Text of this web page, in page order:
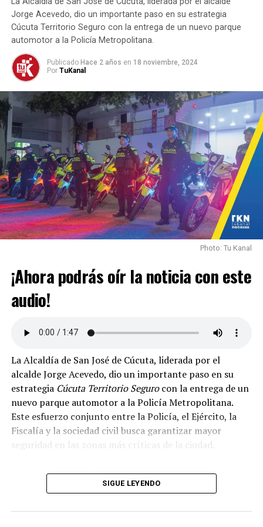
cabecillas asesinos.
NO TE PIERDAS
Operación Exitosa: Capturan a Cinco Miembros de la
Jorge Acevedo, dio un importante paso en su estrategia
Cúcuta Territorio Seguro con la entrega de un nuevo parque
automotor a la Policía Metropolitana.
Publicado Hace 2 años en 18 noviembre, 2024
Por TuKanal
Photo: Tu Kanal
¡Ahora podrás oír la noticia con este
audio!
La Alcaldía de San José de Cúcuta, liderada por el
alcalde Jorge Acevedo, dio un importante paso en su
estrategia Cúcuta Territorio Segurocon la entrega de un
nuevo parque automotor a la Policía Metropolitana.
Este esfuerzo conjunto entre la Policía, el Ejército, la
Fiscalía y la sociedad civil busca garantizar mayor
seguridad en las zonas más críticas de la ciudad.
Entre los vehículos entregados se encuentran:
la Policía.
SIGUE LEYENDO